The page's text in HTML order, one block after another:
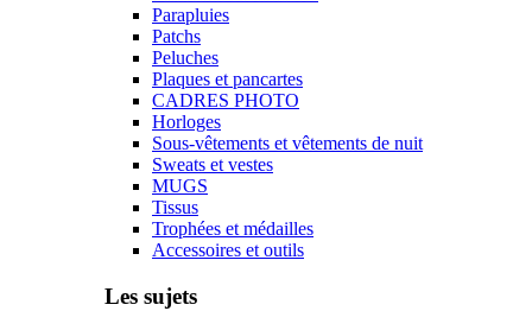
Parapluies
Patchs
Peluches
Plaques et pancartes
CADRES PHOTO
Horloges
Sous-vêtements et vêtements de nuit
Sweats et vestes
MUGS
Tissus
Trophées et médailles
Accessoires et outils
Les sujets